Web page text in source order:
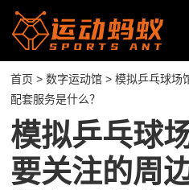
首页 >数字运动馆 > 模拟乒乓球场
配套服务是什么？
模拟乒乓球
要关注的周